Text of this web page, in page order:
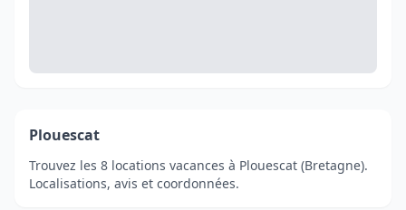
Plouescat
Trouvez les 8 locations vacances à Plouescat (Bretagne).
Localisations, avis et coordonnées.